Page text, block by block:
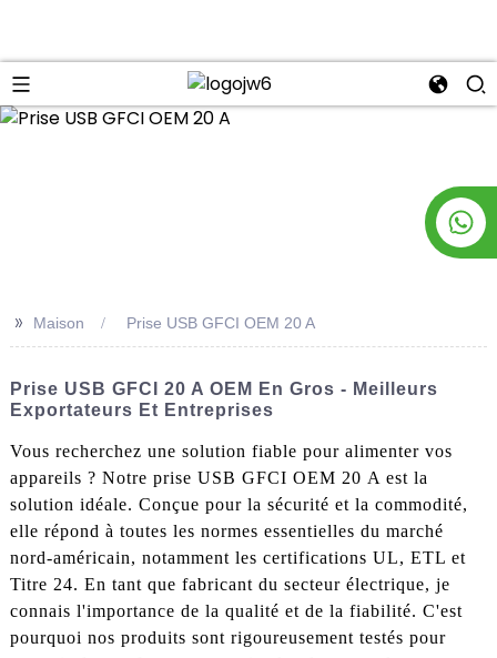
>> Maison Prise USB GFCI OEM 20 A
Prise USB GFCI 20 A OEM En Gros - Meilleurs
Exportateurs Et Entreprises
Vous recherchez une solution fiable pour alimenter vos
appareils ? Notre prise USB GFCI OEM 20 A est la
solution idéale. Conçue pour la sécurité et la commodité,
elle répond à toutes les normes essentielles du marché
nord-américain, notamment les certifications UL, ETL et
Titre 24. En tant que fabricant du secteur électrique, je
connais l'importance de la qualité et de la fiabilité. C'est
pourquoi nos produits sont rigoureusement testés pour